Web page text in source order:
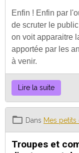
Enfin ! Enfin par
de scruter le
on voit apparaitre
apportée par les
à venir.
Lire la suite
Dans Mes petits
Troupes et